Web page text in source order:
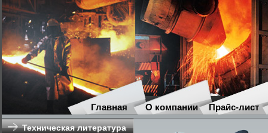
Главная О компании Прайс-лист
Техническая литература